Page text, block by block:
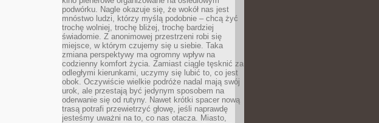
podwórku. Nagle okazuje się, że wokół nas jest
mnóstwo ludzi, którzy myślą podobnie – chcą żyć
trochę wolniej, trochę bliżej, trochę bardziej
świadomie. Z anonimowej przestrzeni robi się
miejsce, w którym czujemy się u siebie. Taka
zmiana perspektywy ma ogromny wpływ na
codzienny komfort życia. Zamiast ciągle tęsknić za
odległymi kierunkami, uczymy się lubić to, co jest
obok. Oczywiście wielkie podróże nadal mają swój
urok, ale przestają być jedynym sposobem na
oderwanie się od rutyny. Nawet krótki spacer nową
trasą potrafi przewietrzyć głowę, jeśli naprawdę
jesteśmy uważni na to, co nas otacza. Miasto,